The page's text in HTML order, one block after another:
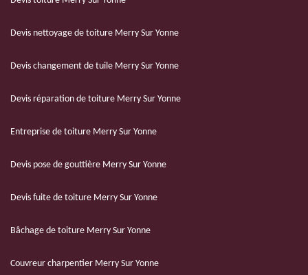
Devis nettoyage de toiture Merry Sur Yonne
Devis changement de tuile Merry Sur Yonne
Devis réparation de toiture Merry Sur Yonne
Entreprise de toiture Merry Sur Yonne
Devis pose de gouttière Merry Sur Yonne
Devis fuite de toiture Merry Sur Yonne
Bâchage de toiture Merry Sur Yonne
Couvreur charpentier Merry Sur Yonne